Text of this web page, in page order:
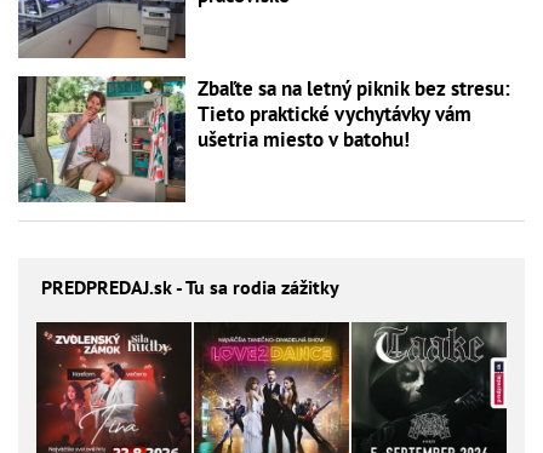
Zbaľte sa na letný piknik bez stresu:
Tieto praktické vychytávky vám
ušetria miesto v batohu!
PREDPREDAJ.sk - Tu sa rodia zážitky